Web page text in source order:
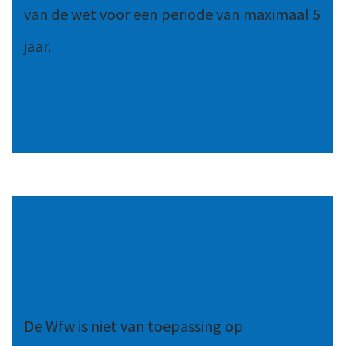
van de wet voor een periode van maximaal 5
jaar.
De Wfw is niet van toepassing op